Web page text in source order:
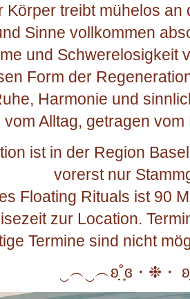
Körper treibt mühelos
Sinne vollkommen
und Schwerelosigkeit
Form der
Harmonie und
vom Alltag, getragen
ist in der Region
vorerst nur
Floating Rituals ist 90
zur Location.
Termine sind nicht
‿︵‿︵ʚ˚̣̣̣͙ɞ・❉・